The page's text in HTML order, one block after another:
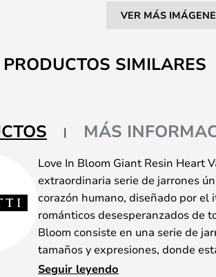
VER MÁS
SIMILARES
MÁS
Love In Bloom Giant Resin Heart
extraordinaria serie de jarrones
corazón humano, diseñado por
románticos desesperanzados de
Bloom consiste en una serie de
tamaños y expresiones, donde
fibra de vidrio en un bonito color
Seguir leyendo